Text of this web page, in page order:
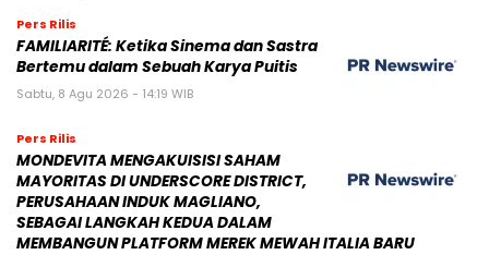
Pers Rilis
FAMILIARITÉ: Ketika Sinema dan Sastra
Bertemu dalam Sebuah Karya Puitis
Sabtu, 8 Agu 2026 - 14:19 WIB
Pers Rilis
MONDEVITA MENGAKUISISI SAHAM
MAYORITAS DI UNDERSCORE DISTRICT,
PERUSAHAAN INDUK MAGLIANO,
SEBAGAI LANGKAH KEDUA DALAM
MEMBANGUN PLATFORM MEREK MEWAH ITALIA BARU